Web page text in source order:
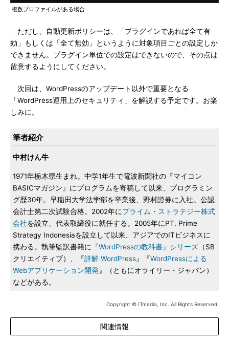
複数プロファイルがある場合
ただし、自動更新ポリシーは、「プラグインであれば全て有
効」もしくは「全て無効」というように対象項目ごとの設定しか
できません。プラグイン単位での設定はできないので、その点は
留意するようにしてください。
次回は、WordPressのアップデート以外で重要となる
「WordPress運用上のセキュリティ」を解説する予定です。お楽
しみに。
筆者紹介
中村けん牛
1971年栃木県生まれ。中学1年生で電波新聞社の『マイコン
BASICマガジン』にプログラムを寄稿して以来、プログラミン
グ歴30年。早稲田大学法学部を卒業後、野村證券に入社。公認
会計士第二次試験合格。2002年にプライム・ストラテジー株式
会社を設立、代表取締役に就任する。2005年にPT. Prime
Strategy Indonesiaを設立して以来、アジアでのITビジネスに
携わる。執筆監訳書籍に
『WordPressの教科書』シリーズ （SB
クリエイティブ）、『詳解 WordPress』『WordPressによる
Webアプリケーション開発 』（ともにオライリー・ジャパン）
などがある。
Copyright © ITmedia, Inc. All Rights Reserved.
関連情報